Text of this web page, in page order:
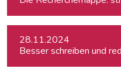
28.11.2024
Besser schreiben und